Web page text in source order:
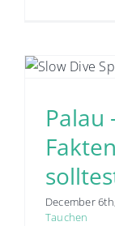
Palau
December
Tauchen